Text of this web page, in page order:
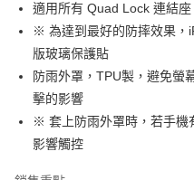
【大哥付你分期使用說明】
1.本服務由台灣大哥大提供，台灣
流程，驗證手機門號後，選擇欲分
成交易。
3.實際核准額度、可分期數及費用
4.訂單成立30分鐘內，如未前往確
消。如遇「轉專審核」未通過狀況
法說明評估內容。
1.分期款項不併入電信帳單，「大
AFTEE先享後付
相關說明
AFTEE先享後付是「在收到商品之
便利好安心！
１．簡單：不需註冊會員、不需綁
２．便利：只要手機號碼，簡訊認
３．安心：先確認商品／服務後，再
ATM付款
運送方式
全家取貨付款
適用所有 Quad Lock 連結座
※ 為達到最好的防摔效果，
版玻璃保護貼
防雨外罩，TPU製，避免螢
擊的影響
※ 套上防雨外罩時，若手機
影響觸控